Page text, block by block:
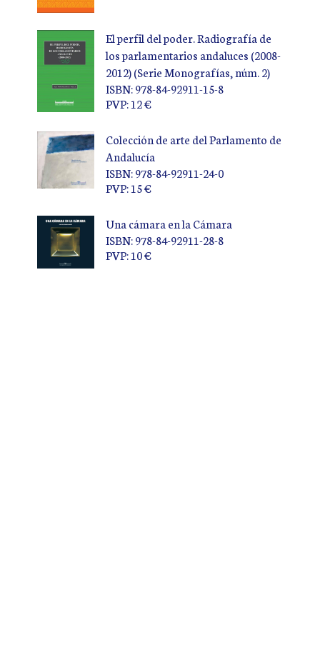
El perfil del poder. Radiografía de
los parlamentarios andaluces (2008-
2012) (Serie Monografías, núm. 2)
ISBN: 978-84-92911-15-8
PVP: 12 €
Colección de arte del Parlamento de
Andalucía
ISBN: 978-84-92911-24-0
PVP: 15 €
Una cámara en la Cámara
ISBN: 978-84-92911-28-8
PVP: 10 €